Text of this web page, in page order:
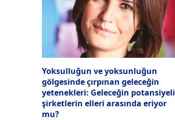
Yoksulluğun ve yoksunluğun
gölgesinde çırpınan geleceğin
yetenekleri: Geleceğin potansiyeli
şirketlerin elleri arasında eriyor
mu?